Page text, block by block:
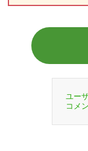
ユー
コメ